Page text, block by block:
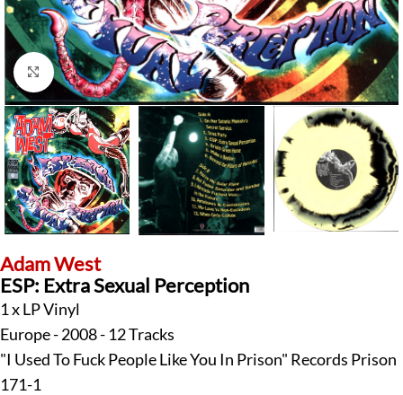
Klick zum Vergrößern
Adam West
ESP: Extra Sexual Perception
1 x LP Vinyl
Europe - 2008 - 12 Tracks
"I Used To Fuck People Like You In Prison" Records Prison
171-1